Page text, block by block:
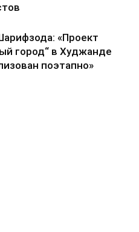
«Проект
город“ в Худжанде
поэтапно»